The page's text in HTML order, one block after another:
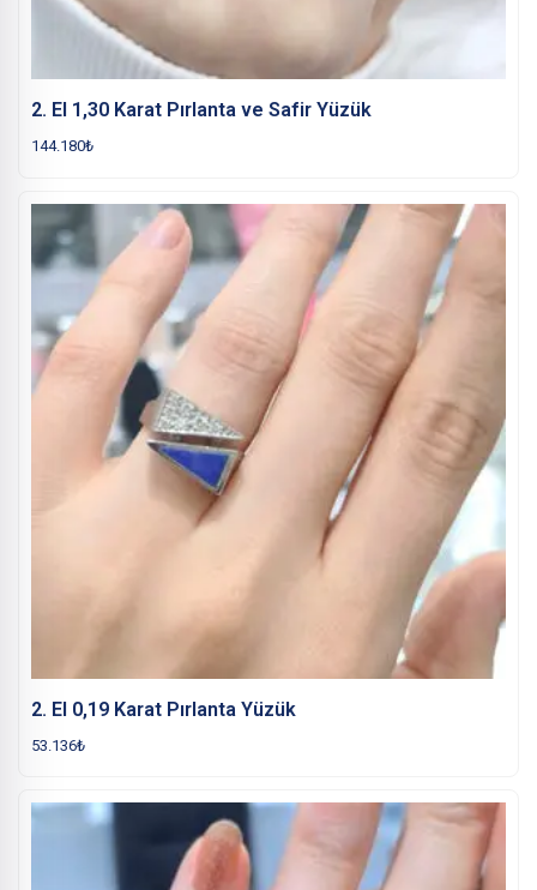
2. El 1,30 Karat Pırlanta ve Safir Yüzük
144.180₺
2. El 0,19 Karat Pırlanta Yüzük
53.136₺